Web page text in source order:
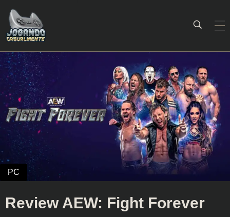
Jogando Casualmente
Conteúdo family friendly sobre games! Desde 2019 analisando jogos.
Review AEW: Fight Forever